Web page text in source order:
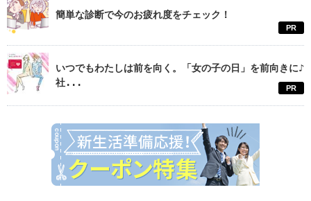
簡単な診断で今のお疲れ度をチェック！
PR
いつでもわたしは前を向く。「女の子の日」を前向きに♪
社...
PR